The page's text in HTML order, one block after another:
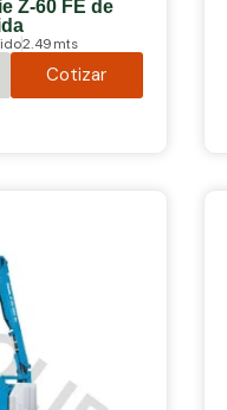
Z-60 FE de
2.49 mts
Cotizar